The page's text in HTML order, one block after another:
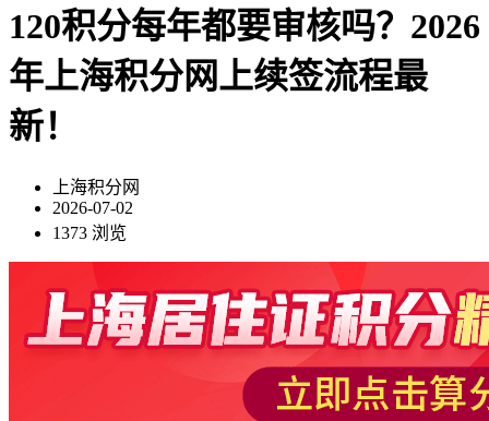
120积分每年都要审核吗？2026
年上海积分网上续签流程最
新！
上海积分网
2026-07-02
1373 浏览